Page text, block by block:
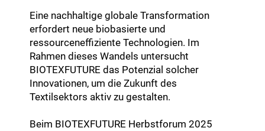
Eine nachhaltige globale Transformation
erfordert neue biobasierte und
ressourceneffiziente Technologien. Im
Rahmen dieses Wandels untersucht
BIOTEXFUTURE das Potenzial solcher
Innovationen, um die Zukunft des
Textilsektors aktiv zu gestalten.
Beim BIOTEXFUTURE Herbstforum 2025